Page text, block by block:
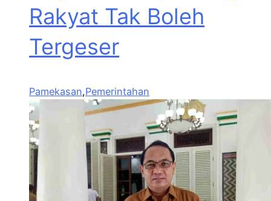
Rakyat Tak Boleh
Tergeser
Pamekasan,Pemerintahan